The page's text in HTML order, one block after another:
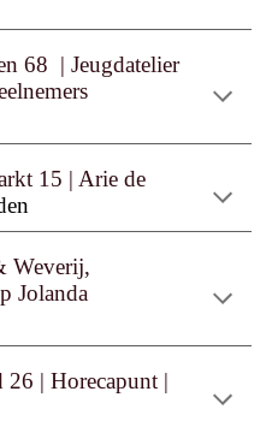
68 | Jeugdatelier
15 | Arie de
Weverij,
Jolanda
26 | Horecapunt |